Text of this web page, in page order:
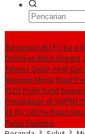
Turnamen BU FC ke 4
Orbitkan Bibit Unggul
Tahuna Gelar Apel
Manado Minta Maaf
PLTD Pulih Total
Pendidikan di SMPN1
81 RI, 100 % Rasio
Pulau Dudepo